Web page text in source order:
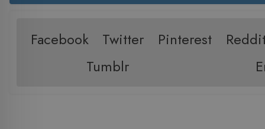
Facebook Twitter Pinterest
Tumblr